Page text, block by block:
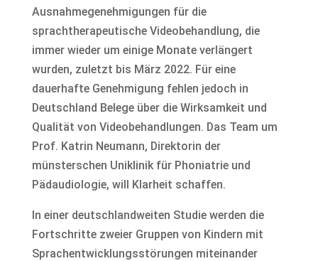
Ausnahmegenehmigungen für die
sprachtherapeutische Videobehandlung, die
immer wieder um einige Monate verlängert
wurden, zuletzt bis März 2022. Für eine
dauerhafte Genehmigung fehlen jedoch in
Deutschland Belege über die Wirksamkeit und
Qualität von Videobehandlungen. Das Team um
Prof. Katrin Neumann, Direktorin der
münsterschen Uniklinik für Phoniatrie und
Pädaudiologie, will Klarheit schaffen.
In einer deutschlandweiten Studie werden die
Fortschritte zweier Gruppen von Kindern mit
Sprachentwicklungsstörungen miteinander